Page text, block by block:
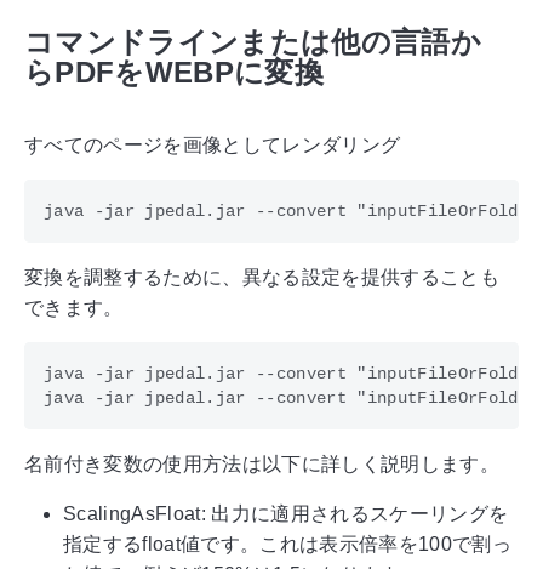
コマンドラインまたは他の言語か
らPDFをWEBPに変換
すべてのページを画像としてレンダリング
変換を調整するために、異なる設定を提供することも
できます。
java -jar jpedal.jar --convert
名前付き変数の使用方法は以下に詳しく説明します。
ScalingAsFloat: 出力に適用されるスケーリングを
指定するfloat値です。これは表示倍率を100で割っ